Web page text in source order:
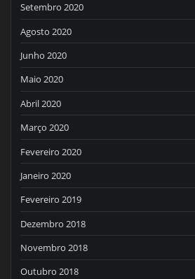
Setembro 2020
Agosto 2020
Junho 2020
Maio 2020
Abril 2020
Março 2020
Fevereiro 2020
Janeiro 2020
Fevereiro 2019
Dezembro 2018
Novembro 2018
Outubro 2018